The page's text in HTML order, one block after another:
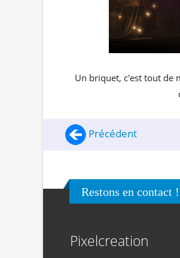
Un briquet, c'est tout de
Précédent
Restons en contact !
Pixelcreation